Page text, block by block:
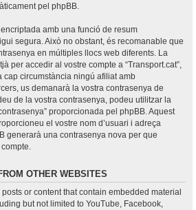
pel phpBB.
amb una funció de resum
segura. Això no obstant, és recomanable que
en múltiples llocs web diferents. La
per accedir al vostre compte a “Transport.cat”,
cap circumstància ningú afiliat amb
us demanarà la vostra contrasenya de
de la vostra contrasenya, podeu utilitzar la
proporcionada pel phpBB. Aquest
el vostre nom d’usuari i adreça
generarà una contrasenya nova per que
OTHER WEBSITES
posts or content that contain embedded material
but not limited to YouTube, Facebook,